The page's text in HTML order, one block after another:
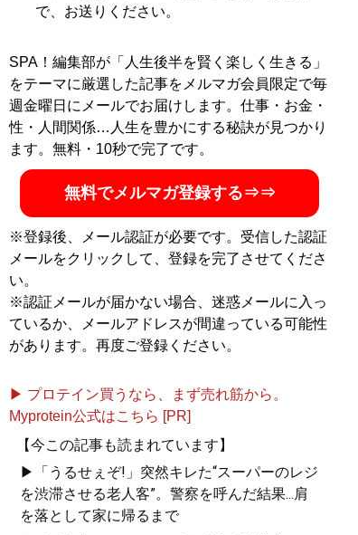
で、お送りください。
SPA！編集部が「人生後半を賢く楽しく生きる」
をテーマに厳選した記事をメルマガ会員限定で毎
週金曜日にメールでお届けします。仕事・お金・
性・人間関係…人生を豊かにする秘訣が見つかり
ます。無料・10秒で完了です。
無料でメルマガ登録する⇒⇒
※登録後、メール認証が必要です。受信した認証
メールをクリックして、登録を完了させてくださ
い。
※認証メールが届かない場合、迷惑メールに入っ
ているか、メールアドレスが間違っている可能性
があります。再度ご登録ください。
▶ プロテイン買うなら、まず売れ筋から。
Myprotein公式はこちら [PR]
【今この記事も読まれています】
▶「うるせぇぞ!」突然キレた“スーパーのレジ
を渋滞させる老人客”。警察を呼んだ結果...肩
を落として家に帰るまで